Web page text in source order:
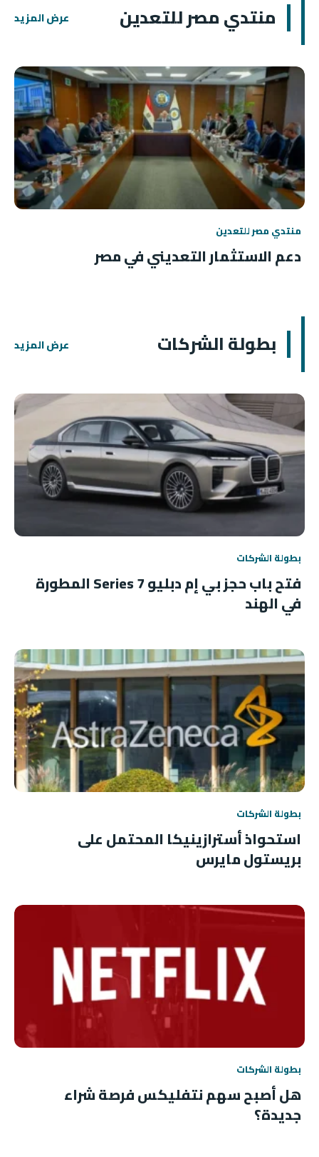
منتدي مصر للتعدين عرض المزيد
منتدي مصر للتعدين
دعم الاستثمار التعديني في مصر
بطولة الشركات عرض المزيد
بطولة الشركات
فتح باب حجز بي إم دبليو 7 Series المطورة
في الهند
بطولة الشركات
استحواذ أسترازينيكا المحتمل على
بريستول مايرس
بطولة الشركات
هل أصبح سهم نتفليكس فرصة شراء
جديدة؟